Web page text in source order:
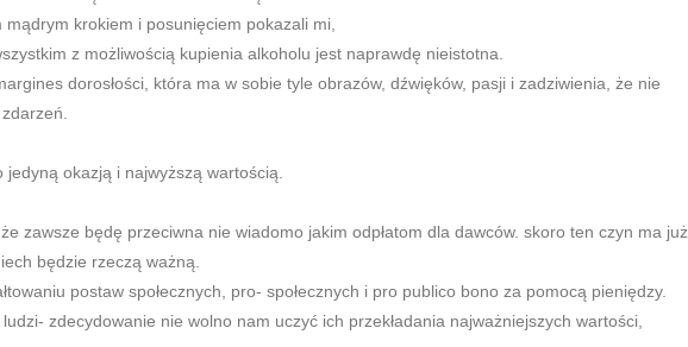
krokiem i posunięciem pokazali mi,
z możliwością kupienia alkoholu jest naprawdę nieistotna.
dorosłości, która ma w sobie tyle obrazów, dźwięków, pasji i zadziwienia, że nie
okazją i najwyższą wartością.
zawsze będę przeciwna nie wiadomo jakim odpłatom dla dawców. skoro ten czyn ma już
będzie rzeczą ważną.
postaw społecznych, pro- społecznych i pro publico bono za pomocą pieniędzy.
zdecydowanie nie wolno nam uczyć ich przekładania najważniejszych wartości,